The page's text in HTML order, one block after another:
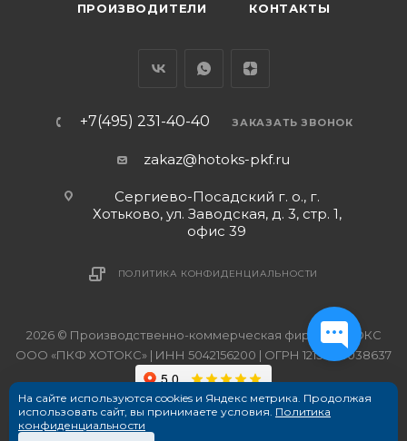
ПРОИЗВОДИТЕЛИ КОНТАКТЫ
+7(495) 231-40-40 ЗАКАЗАТЬ ЗВОНОК
zakaz@hotoks-pkf.ru
Сергиево-Посадский г. о., г.
Хотьково, ул. Заводская, д. 3, стр. 1,
офис 39
ПОЛИТИКА КОНФИДЕНЦИАЛЬНОСТИ
2026 © Производственно-коммерческая фирма ХОТОКС
ООО «ПКФ ХОТОКС» | ИНН 5042156200 | ОГРН 1215000038637
На сайте используются cookies и Яндекс метрика. Продолжая
использовать сайт, вы принимаете условия. Политика
конфиденциальности